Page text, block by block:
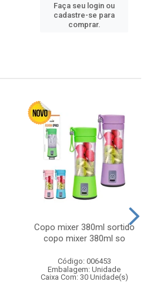
Faça seu login ou
cadastre-se para
comprar.
Copo mixer 380ml sortido
copo mixer 380ml so
Código: 006453
Embalagem: Unidade
Caixa Com: 30 Unidade(s)